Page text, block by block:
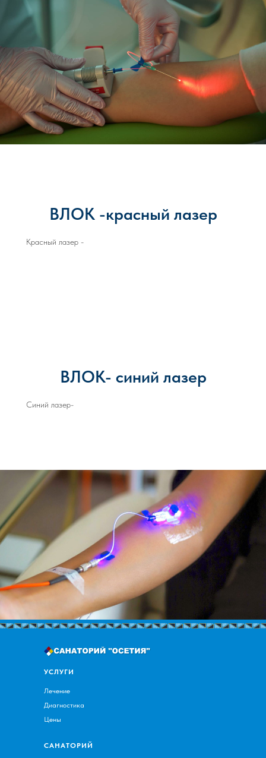
ВЛОК -красный лазер
Красный лазер -
ВЛОК- синий лазер
Синий лазер-
УСЛУГИ
Лечение
Диагностика
Цены
САНАТОРИЙ